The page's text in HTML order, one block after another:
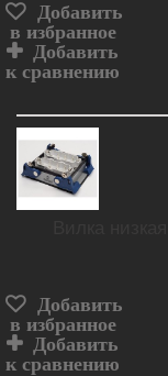
Добавить
в избранное
Добавить
к сравнению
Добавить
в избранное
Добавить
к сравнению